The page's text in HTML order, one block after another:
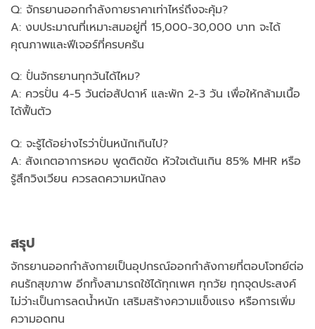
Q: จักรยานออกกำลังกายราคาเท่าไหร่ถึงจะคุ้ม?
A: งบประมาณที่เหมาะสมอยู่ที่ 15,000-30,000 บาท จะได้
คุณภาพและฟีเจอร์ที่ครบครัน
Q: ปั่นจักรยานทุกวันได้ไหม?
A: ควรปั่น 4-5 วันต่อสัปดาห์ และพัก 2-3 วัน เพื่อให้กล้ามเนื้อ
ได้ฟื้นตัว
Q: จะรู้ได้อย่างไรว่าปั่นหนักเกินไป?
A: สังเกตอาการหอบ พูดติดขัด หัวใจเต้นเกิน 85% MHR หรือ
รู้สึกวิงเวียน ควรลดความหนักลง
สรุป
จักรยานออกกำลังกายเป็นอุปกรณ์ออกกำลังกายที่ตอบโจทย์ต่อ
คนรักสุขภาพ อีกทั้งสามารถใช้ได้ทุกเพศ ทุกวัย ทุกจุดประสงค์
ไม่ว่าะเป็นการลดน้ำหนัก เสริมสร้างความแข็งแรง หรือการเพิ่ม
ความอดทน